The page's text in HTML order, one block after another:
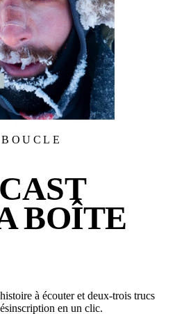
BOÎTE
à écouter et deux-trois trucs
en un clic.